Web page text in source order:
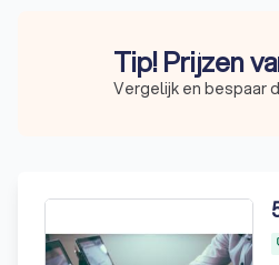
Tip! Prijzen
Vergelijk en bespaar